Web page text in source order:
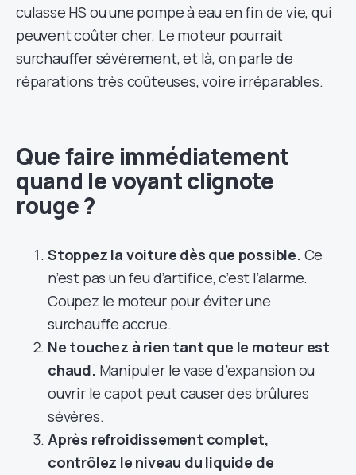
culasse HS ou une pompe à eau en fin de vie, qui
peuvent coûter cher. Le moteur pourrait
surchauffer sévèrement, et là, on parle de
réparations très coûteuses, voire irréparables.
Que faire immédiatement
quand le voyant clignote
rouge ?
Stoppez la voiture dès que possible. Ce
n’est pas un feu d’artifice, c’est l’alarme.
Coupez le moteur pour éviter une
surchauffe accrue.
Ne touchez à rien tant que le moteur est
chaud. Manipuler le vase d’expansion ou
ouvrir le capot peut causer des brûlures
sévères.
Après refroidissement complet,
contrôlez le niveau du liquide de